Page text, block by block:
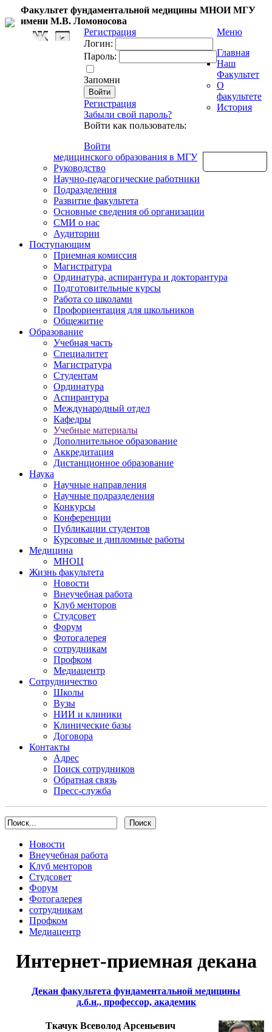
Факультет фундаментальной медицины МНОИ МГУ
имени М.В. Ломоносова
Регистрация
Логин:
Пароль:
Запомни
Регистрация
Забыли свой пароль?
Войти как пользователь:
Войти
Меню
Главная
Наш
Факультет
О
факультете
История
медицинского образования в МГУ
Руководство
Научно-педагогические работники
Подразделения
Развитие факультета
Основные сведения об организации
СМИ о нас
Аудитории
Поступающим
Приемная комиссия
Магистратура
Ординатура, аспирантура и докторантура
Подготовительные курсы
Работа со школами
Профориентация для школьников
Общежитие
Образование
Учебная часть
Специалитет
Магистратура
Студентам
Ординатура
Аспирантура
Международный отдел
Кафедры
Учебные материалы
Дополнительное образование
Аккредитация
Дистанционное образование
Наука
Научные направления
Научные подразделения
Конкурсы
Конференции
Публикации студентов
Курсовые и дипломные работы
Медицина
МНОЦ
Жизнь факультета
Новости
Внеучебная работа
Клуб менторов
Студсовет
Форум
Фотогалерея
сотрудникам
Профком
Медиацентр
Сотрудничество
Школы
Вузы
НИИ и клиники
Клинические базы
Договора
Контакты
Адрес
Поиск сотрудников
Обратная связь
Пресс-служба
Новости
Внеучебная работа
Клуб менторов
Студсовет
Форум
Фотогалерея
сотрудникам
Профком
Медиацентр
Интернет-приемная декана
Декан факультета фундаментальной медицины
д.б.н., профессор, академик
Ткачук Всеволод Арсеньевич